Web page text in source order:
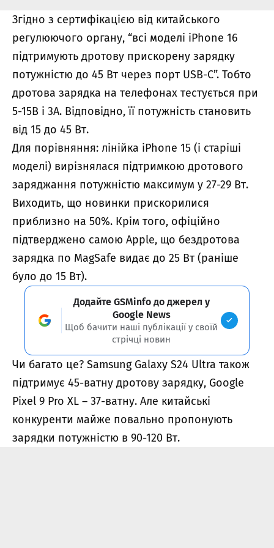
Згідно з сертифікацією від китайського
регулюючого органу, “всі моделі iPhone 16
підтримують дротову прискорену зарядку
потужністю до 45 Вт через порт USB-C”. Тобто
дротова зарядка на телефонах тестується при
5-15В і 3А. Відповідно, її потужність становить
від 15 до 45 Вт.
Для порівняння: лінійка iPhone 15 (і старіші
моделі) вирізнялася підтримкою дротового
заряджання потужністю максимум у 27-29 Вт.
Виходить, що новинки прискорилися
приблизно на 50%. Крім того, офіційно
підтверджено самою Apple, що бездротова
зарядка по MagSafe видає до 25 Вт (раніше
було до 15 Вт).
Додайте GSMinfo до джерел у
Google News
Щоб бачити наші публікації у своїй
стрічці новин
Чи багато це? Samsung Galaxy S24 Ultra також
підтримує 45-ватну дротову зарядку, Google
Pixel 9 Pro XL – 37-ватну. Але китайські
конкуренти майже повально пропонують
зарядки потужністю в 90-120 Вт.